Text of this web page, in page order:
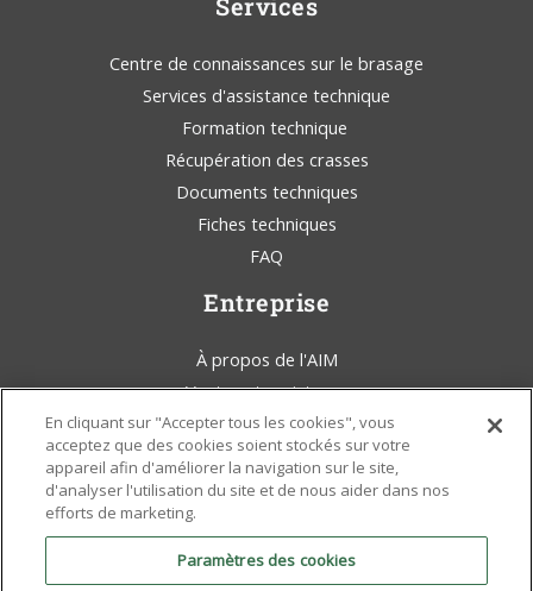
Services
Centre de connaissances sur le brasage
Services d'assistance technique
Formation technique
Récupération des crasses
Documents techniques
Fiches techniques
FAQ
Entreprise
À propos de l'AIM
Ventes et assistance
AIM Solder Blog
Conditions générales d'utilisation
Déclaration juridique
Sensibilisation à l'environnement
Politiques et certificats
En cliquant sur "Accepter tous les cookies", vous
acceptez que des cookies soient stockés sur votre
appareil afin d'améliorer la navigation sur le site,
d'analyser l'utilisation du site et de nous aider dans nos
efforts de marketing.
Paramètres des cookies